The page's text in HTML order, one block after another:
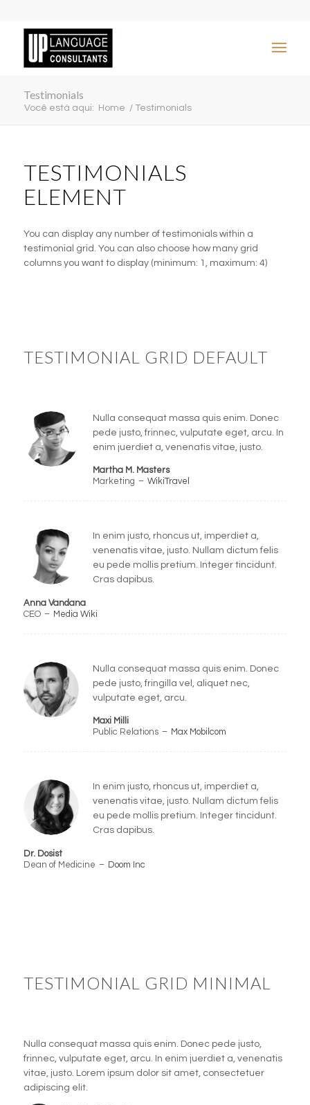
Testimonials
Você está aqui: Home / Testimonials
TESTIMONIALS
ELEMENT
You can display any number of testimonials within a
testimonial grid. You can also choose how many grid
columns you want to display (minimum: 1, maximum: 4)
TESTIMONIAL GRID DEFAULT
Nulla consequat massa quis enim. Donec
pede justo, frinnec, vulputate eget, arcu. In
enim juerdiet a, venenatis vitae, justo.
Martha M. Masters
Marketing – WikiTravel
In enim justo, rhoncus ut, imperdiet a,
venenatis vitae, justo. Nullam dictum felis
eu pede mollis pretium. Integer tincidunt.
Cras dapibus.
Anna Vandana
CEO – Media Wiki
Nulla consequat massa quis enim. Donec
pede justo, fringilla vel, aliquet nec,
vulputate eget, arcu.
Maxi Milli
Public Relations – Max Mobilcom
In enim justo, rhoncus ut, imperdiet a,
venenatis vitae, justo. Nullam dictum felis
eu pede mollis pretium. Integer tincidunt.
Cras dapibus.
Dr. Dosist
Dean of Medicine – Doom Inc
TESTIMONIAL GRID MINIMAL
Nulla consequat massa quis enim. Donec pede justo,
frinnec, vulputate eget, arcu. In enim juerdiet a, venenatis
vitae, justo. Lorem ipsum dolor sit amet, consectetuer
adipiscing elit.